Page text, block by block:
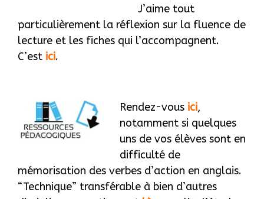
J’aime tout
particulièrement la réflexion sur la fluence de
lecture et les fiches qui l’accompagnent.
C’est ici.
Rendez-vous ici,
notamment si quelques
uns de vos élèves sont en
difficulté de
mémorisation des verbes d’action en anglais.
“Technique” transférable à bien d’autres